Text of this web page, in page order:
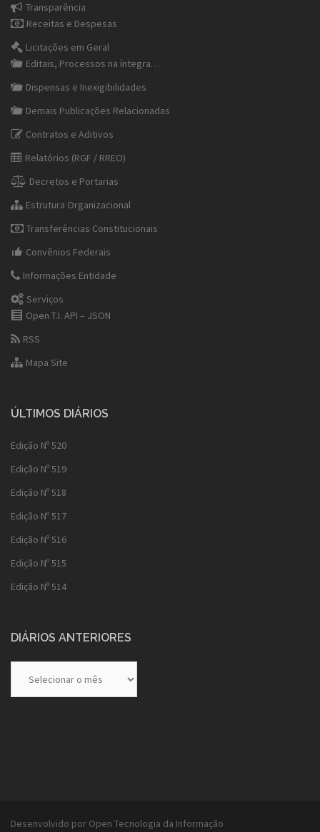
Transparência
Receitas e Despesas
Licitações em Geral
Editais, Processos na íntegra…
Dispensas e Inexigibilidades
Demais Publicações Relacionadas
Contratos e Aditivos
Relatórios (RGF / RREO)
Decretos e Portarias
Estrutura Organizacional
Transferências Constitucionais
Convênios Federais
Informações Entidade
Serviços
Open T.I. API – JSON
RSS
Mapa Site
ÚLTIMOS DIÁRIOS
Edição Nº 520
Edição Nº 519
Edição Nº 518
Edição Nº 517
Edição Nº 516
Edição Nº 515
Edição Nº 514
DIÁRIOS ANTERIORES
Anteriores
Desenvolvido por Open Tecnologia da Informação